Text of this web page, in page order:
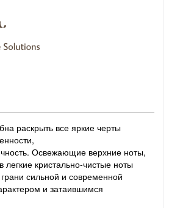
раскрыть все яркие черты
Освежающие верхние ноты,
кристально-чистые ноты
сильной и современной
и затаившимся